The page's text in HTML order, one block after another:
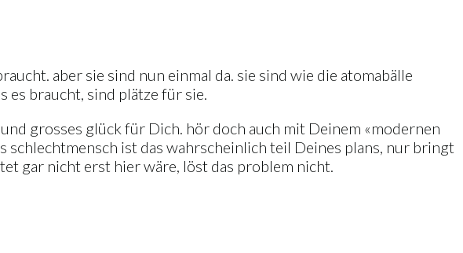
aber sie sind nun einmal da. sie sind wie die atomabälle
es braucht, sind plätze für sie.
grosses glück für Dich. hör doch auch mit Deinem «modernen
ist das wahrscheinlich teil Deines plans, nur bringt
gar nicht erst hier wäre, löst das problem nicht.